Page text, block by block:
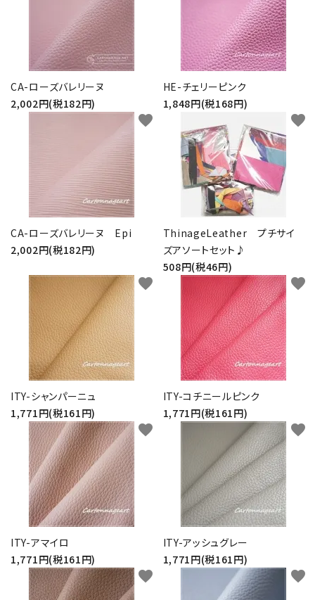
CA-ローズバレリーヌ
2,002円(税182円)
HE-チェリーピンク
1,848円(税168円)
CA-ローズバレリーヌ Epi
2,002円(税182円)
favorite
ThinageLeather プチサイ
ズアソートセット♪
508円(税46円)
favorite
ITY-シャンパーニュ
1,771円(税161円)
favorite
ITY-コチニールピンク
1,771円(税161円)
favorite
ITY-アマイロ
1,771円(税161円)
favorite
ITY-アッシュグレー
1,771円(税161円)
favorite
favorite favorite